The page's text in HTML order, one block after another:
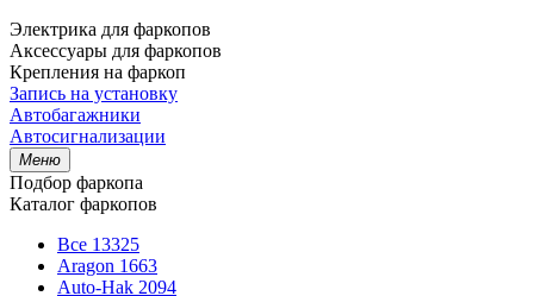
Электрика для фаркопов
Аксессуары для фаркопов
Крепления на фаркоп
Запись на установку
Автобагажники
Автосигнализации
Меню
Подбор фаркопа
Каталог фаркопов
Все 13325
Aragon 1663
Auto-Hak 2094